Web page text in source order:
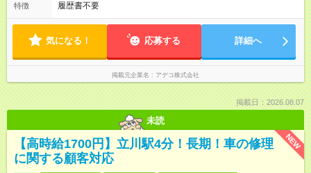
特徴 履歴書不要
気になる！ 応募する 詳細へ
掲載元企業名 アデコ株式会社
掲載日：2026.08.07
未読
NEW
【高時給1700円】立川駅4分！長期！車の修理
に関する顧客対応